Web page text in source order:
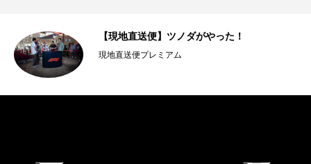
【現地直送便】ツノダがやった！
現地直送便プレミアム